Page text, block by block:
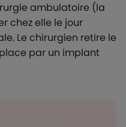
ambulatoire (la
chez elle le jour
Le chirurgien retire le
par un implant